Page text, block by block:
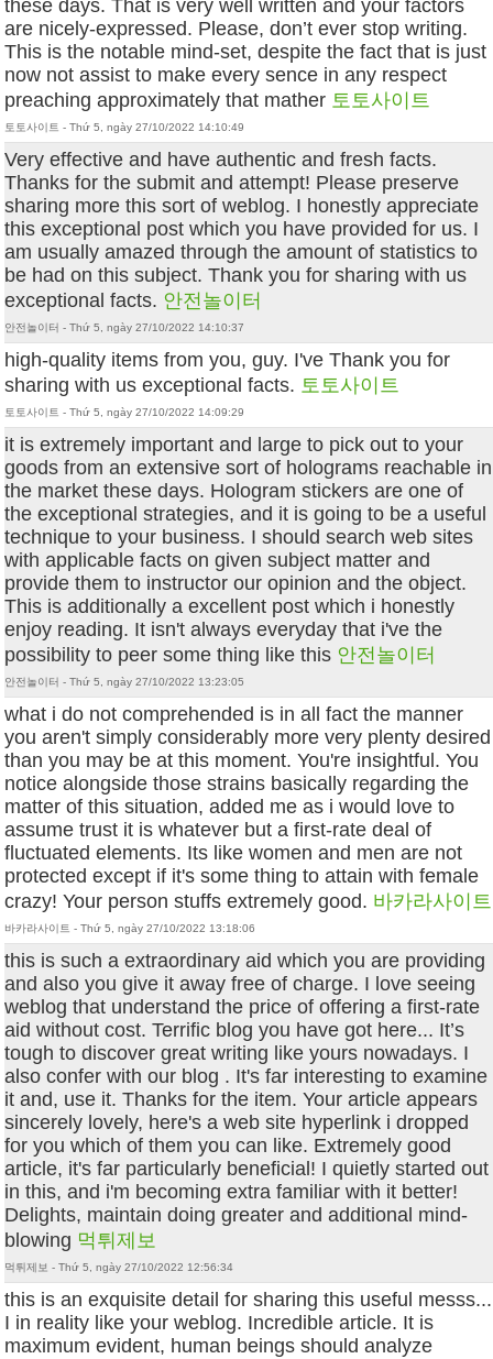
these days. That is very well written and your factors
are nicely-expressed. Please, don’t ever stop writing.
This is the notable mind-set, despite the fact that is just
now not assist to make every sence in any respect
preaching approximately that mather 토토사이트
토토사이트 - Thứ 5, ngày 27/10/2022 14:10:49
Very effective and have authentic and fresh facts.
Thanks for the submit and attempt! Please preserve
sharing more this sort of weblog. I honestly appreciate
this exceptional post which you have provided for us. I
am usually amazed through the amount of statistics to
be had on this subject. Thank you for sharing with us
exceptional facts. 안전놀이터
안전놀이터 - Thứ 5, ngày 27/10/2022 14:10:37
high-quality items from you, guy. I've Thank you for
sharing with us exceptional facts. 토토사이트
토토사이트 - Thứ 5, ngày 27/10/2022 14:09:29
it is extremely important and large to pick out to your
goods from an extensive sort of holograms reachable in
the market these days. Hologram stickers are one of
the exceptional strategies, and it is going to be a useful
technique to your business. I should search web sites
with applicable facts on given subject matter and
provide them to instructor our opinion and the object.
This is additionally a excellent post which i honestly
enjoy reading. It isn't always everyday that i've the
possibility to peer some thing like this 안전놀이터
안전놀이터 - Thứ 5, ngày 27/10/2022 13:23:05
what i do not comprehended is in all fact the manner
you aren't simply considerably more very plenty desired
than you may be at this moment. You're insightful. You
notice alongside those strains basically regarding the
matter of this situation, added me as i would love to
assume trust it is whatever but a first-rate deal of
fluctuated elements. Its like women and men are not
protected except if it's some thing to attain with female
crazy! Your person stuffs extremely good. 바카라사이트
바카라사이트 - Thứ 5, ngày 27/10/2022 13:18:06
this is such a extraordinary aid which you are providing
and also you give it away free of charge. I love seeing
weblog that understand the price of offering a first-rate
aid without cost. Terrific blog you have got here... It’s
tough to discover great writing like yours nowadays. I
also confer with our blog . It's far interesting to examine
it and, use it. Thanks for the item. Your article appears
sincerely lovely, here's a web site hyperlink i dropped
for you which of them you can like. Extremely good
article, it's far particularly beneficial! I quietly started out
in this, and i'm becoming extra familiar with it better!
Delights, maintain doing greater and additional mind-
blowing 먹튀제보
먹튀제보 - Thứ 5, ngày 27/10/2022 12:56:34
this is an exquisite detail for sharing this useful messs...
I in reality like your weblog. Incredible article. It is
maximum evident, human beings should analyze